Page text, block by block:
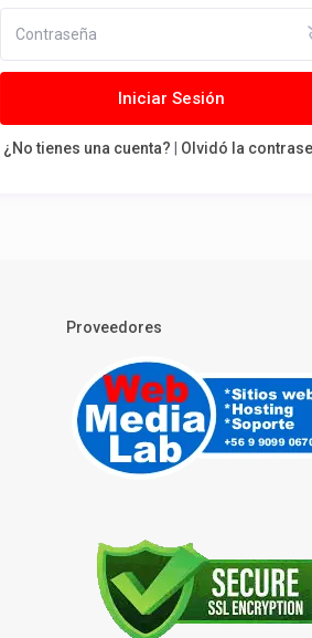
Iniciar Sesión
¿No tienes una cuenta? Olvidó la
Proveedores